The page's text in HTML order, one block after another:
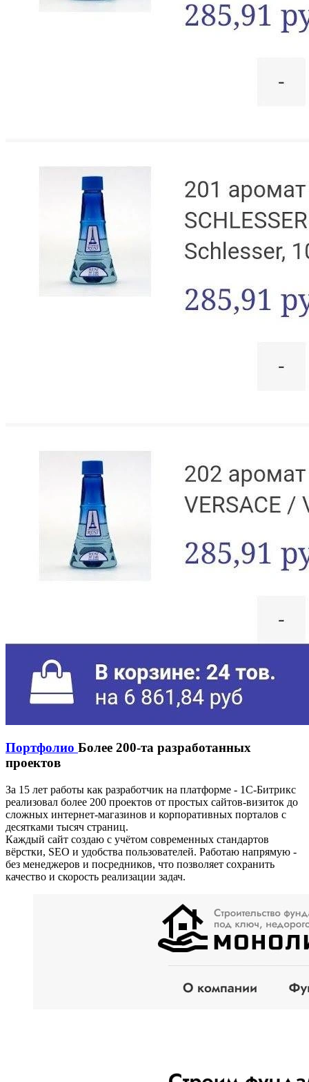
Портфолио Более 200-та разработанных
проектов
За 15 лет работы как разработчик на платформе - 1С-Битрикс
реализовал более 200 проектов от простых сайтов-визиток до
сложных интернет-магазинов и корпоративных порталов с
десятками тысяч страниц.
Каждый сайт создаю с учётом современных стандартов
вёрстки, SEO и удобства пользователей. Работаю напрямую -
без менеджеров и посредников, что позволяет сохранить
качество и скорость реализации задач.